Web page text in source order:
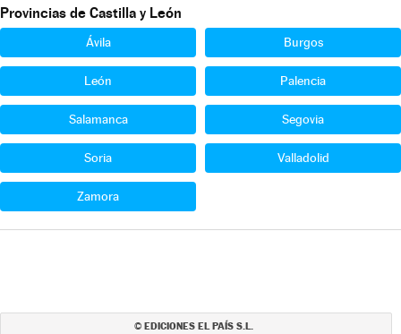
Provincias de Castilla y León
Ávila Burgos
León Palencia
Salamanca Segovia
Soria Valladolid
Zamora
© EDICIONES EL PAÍS S.L.